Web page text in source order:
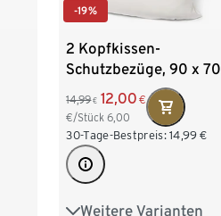
-19%
2 Kopfkissen-
Schutzbezüge, 90 x 70
14,99 € 12,00 €
€/Stück6,00
30-Tage-Bestpreis: 14,99 €
Weitere Varianten
80 x 40 cm